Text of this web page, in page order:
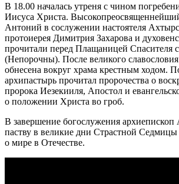
В 18.00 началась утреня с чином
Иисуса Христа.
Антоний в сослужении настоятеля
протоиерея Димитрия Захарова и
прочитали перед Плащаницей Спасителя
(Непорочны). После великого
обнесена вокруг храма крестным ходом.
архипастырь прочитал пророчества о
пророка Иезекииля, Апостол и
о положении Христа во гроб.
В завершение богослужения
паству в великие дни Страстной Седмицы
о мире в Отечестве.